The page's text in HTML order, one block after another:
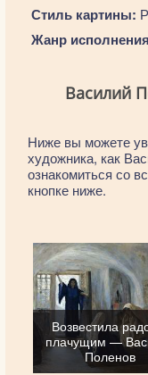
Стиль картины:
Жанр
Василий
Ниже вы можете
художника, как
ознакомиться со
кнопке ниже.
Возвестила
плачущим —
Поленов